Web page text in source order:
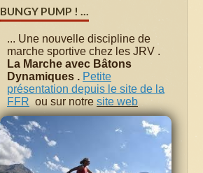
BUNGY PUMP ! ...
... Une nouvelle discipline de
marche sportive chez les JRV .
La Marche avec Bâtons
Dynamiques . Petite
présentation depuis le site de la
FFR ou sur notre site web